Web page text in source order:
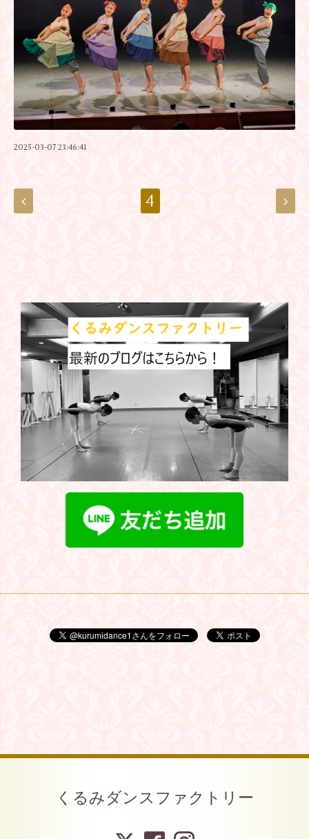
2025-03-07 23:46:41
4
くるみダンスファクトリー